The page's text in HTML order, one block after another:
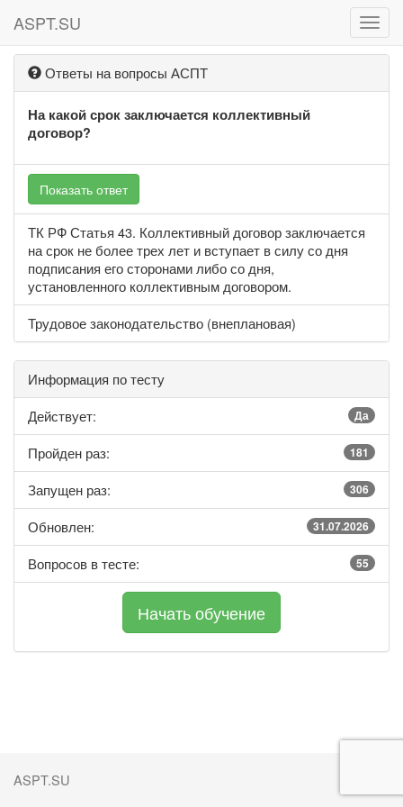
ASPT.SU
Ответы на вопросы АСПТ
На какой срок заключается коллективный
договор?
Показать ответ
ТК РФ Статья 43. Коллективный договор заключается
на срок не более трех лет и вступает в силу со дня
подписания его сторонами либо со дня,
установленного коллективным договором.
Трудовое законодательство (внеплановая)
Информация по тесту
Действует:
Да
Пройден раз: 181
Запущен раз: 306
Обновлен: 31.07.2026
Вопросов в тесте: 55
ASPT.SU